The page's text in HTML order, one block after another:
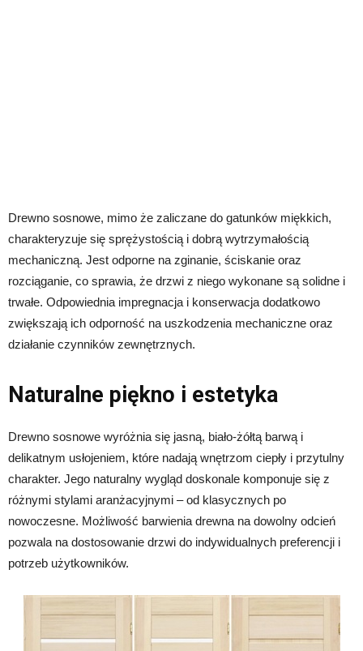
Drewno sosnowe, mimo że zaliczane do gatunków miękkich,
charakteryzuje się sprężystością i dobrą wytrzymałością
mechaniczną. Jest odporne na zginanie, ściskanie oraz
rozciąganie, co sprawia, że drzwi z niego wykonane są solidne i
trwałe. Odpowiednia impregnacja i konserwacja dodatkowo
zwiększają ich odporność na uszkodzenia mechaniczne oraz
działanie czynników zewnętrznych.
Naturalne piękno i estetyka
Drewno sosnowe wyróżnia się jasną, biało-żółtą barwą i
delikatnym usłojeniem, które nadają wnętrzom ciepły i przytulny
charakter. Jego naturalny wygląd doskonale komponuje się z
różnymi stylami aranżacyjnymi – od klasycznych po
nowoczesne. Możliwość barwienia drewna na dowolny odcień
pozwala na dostosowanie drzwi do indywidualnych preferencji i
potrzeb użytkowników.